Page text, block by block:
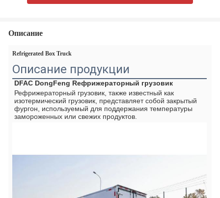
Описание
Refrigerated Box Truck
Описание продукции
DFAC DongFeng Rефрижераторный грузовик
Рефрижераторный грузовик, также известный как
изотермический грузовик, представляет собой закрытый
фургон, используемый для поддержания температуры
замороженных или свежих продуктов.